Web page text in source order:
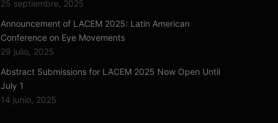
25 septiembre, 2025
Announcement of LACEM 2025: Latin American
Conference on Eye Movements
29 julio, 2025
Abstract Submissions for LACEM 2025 Now Open Until
July 1
14 junio, 2025